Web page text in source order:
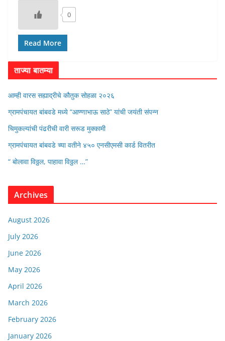
0
Read More
ताज्या बातम्या
आम्ही वारस सह्याद्रीचे कौतुक सोहळा २०२६
ग्रामपंचायत बांबवडे मध्ये “आण्णाभाऊ साठे” यांची जयंती संपन्न
चिमुकल्यांची पंढरीची वारी सरूड मुक्कामी
ग्रामपंचायत बांबवडे च्या वतीने ४५० एनसीएमसी कार्ड वितरीत
“ बोलावा विठ्ठल, पाहावा विठ्ठल …”
Archives
August 2026
July 2026
June 2026
May 2026
April 2026
March 2026
February 2026
January 2026